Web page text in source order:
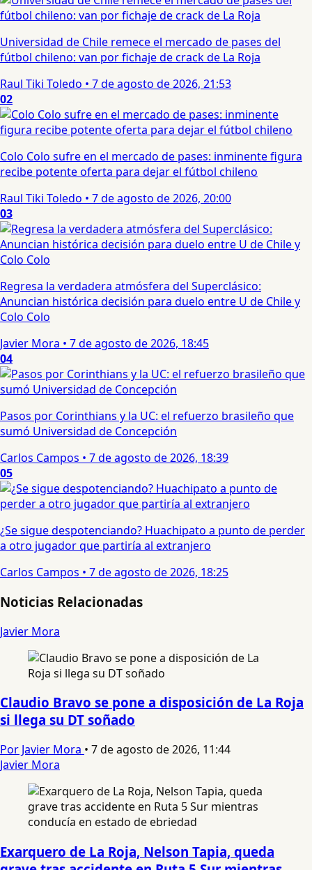
Universidad de Chile remece el mercado de pases del
fútbol chileno: van por fichaje de crack de La Roja
Raul Tiki Toledo • 7 de agosto de 2026, 21:53
02
Colo Colo sufre en el mercado de pases: inminente figura
recibe potente oferta para dejar el fútbol chileno
Raul Tiki Toledo • 7 de agosto de 2026, 20:00
03
Regresa la verdadera atmósfera del Superclásico:
Anuncian histórica decisión para duelo entre U de Chile y
Colo Colo
Javier Mora • 7 de agosto de 2026, 18:45
04
Pasos por Corinthians y la UC: el refuerzo brasileño que
sumó Universidad de Concepción
Carlos Campos • 7 de agosto de 2026, 18:39
05
¿Se sigue despotenciando? Huachipato a punto de perder
a otro jugador que partiría al extranjero
Carlos Campos • 7 de agosto de 2026, 18:25
Noticias Relacionadas
Javier Mora
Claudio Bravo se pone a disposición de La Roja
si llega su DT soñado
Por Javier Mora • 7 de agosto de 2026, 11:44
Javier Mora
Exarquero de La Roja, Nelson Tapia, queda